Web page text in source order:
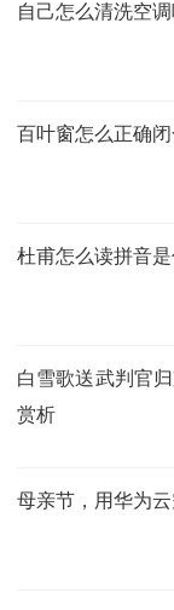
自己怎么清洗空
百叶窗怎么正确
杜甫怎么读拼音
白雪歌送武判官
赏析
母亲节，用华为